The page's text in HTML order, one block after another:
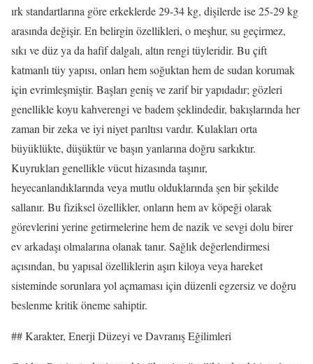
ırk standartlarına göre erkeklerde 29-34 kg, dişilerde ise 25-29 kg
arasında değişir. En belirgin özellikleri, o meşhur, su geçirmez,
sıkı ve düz ya da hafif dalgalı, altın rengi tüyleridir. Bu çift
katmanlı tüy yapısı, onları hem soğuktan hem de sudan korumak
için evrimleşmiştir. Başları geniş ve zarif bir yapıdadır; gözleri
genellikle koyu kahverengi ve badem şeklindedir, bakışlarında her
zaman bir zeka ve iyi niyet parıltısı vardır. Kulakları orta
büyüklükte, düşüktür ve başın yanlarına doğru sarkıktır.
Kuyrukları genellikle vücut hizasında taşınır,
heyecanlandıklarında veya mutlu olduklarında şen bir şekilde
sallanır. Bu fiziksel özellikler, onların hem av köpeği olarak
görevlerini yerine getirmelerine hem de nazik ve sevgi dolu birer
ev arkadaşı olmalarına olanak tanır. Sağlık değerlendirmesi
açısından, bu yapısal özelliklerin aşırı kiloya veya hareket
sisteminde sorunlara yol açmaması için düzenli egzersiz ve doğru
beslenme kritik öneme sahiptir.
## Karakter, Enerji Düzeyi ve Davranış Eğilimleri